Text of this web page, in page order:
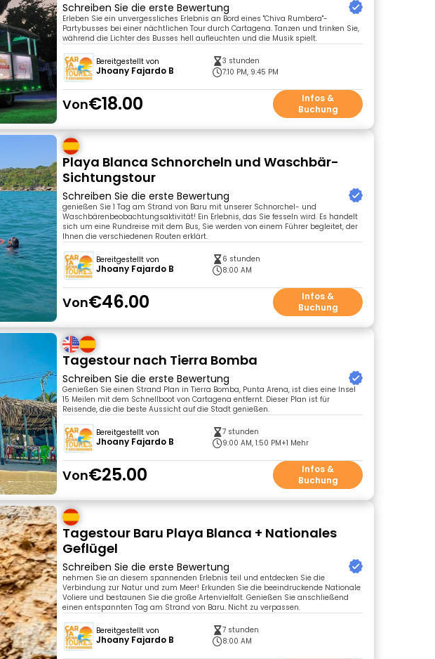
Schreiben Sie die erste Bewertung
Erleben Sie ein unvergessliches Erlebnis an Bord eines "Chiva Rumbera"-
Partybusses bei einer nächtlichen Tour durch Cartagena. Tanzen und trinken Sie,
während die Lichter des Busses hell aufleuchten und die Musik spielt.
Bereitgestellt von
Jhoany Fajardo B
3 stunden
7:10 PM, 9:45 PM
Von€18.00
Infos &
Buchung
Playa Blanca Schnorcheln und Waschbär-
Sichtungstour
Schreiben Sie die erste Bewertung
genießen Sie 1 Tag am Strand von Baru mit unserer Schnorchel- und
Waschbärenbeobachtungsaktivität! Ein Erlebnis, das Sie fesseln wird. Es handelt
sich um eine Rundreise mit dem Bus, Sie werden von einem Führer begleitet, der
Ihnen die verschiedenen Routen erklärt.
Bereitgestellt von
Jhoany Fajardo B
6 stunden
8:00 AM
Von€46.00
Infos &
Buchung
Tagestour nach Tierra Bomba
Schreiben Sie die erste Bewertung
Genießen Sie einen Strand Plan in Tierra Bomba, Punta Arena, ist dies eine Insel
15 Meilen mit dem Schnellboot von Cartagena entfernt. Dieser Plan ist für
Reisende, die die beste Aussicht auf die Stadt genießen.
Bereitgestellt von
Jhoany Fajardo B
7 stunden
9:00 AM, 1:50 PM+1 Mehr
Von€25.00
Infos &
Buchung
Tagestour Baru Playa Blanca + Nationales
Geflügel
Schreiben Sie die erste Bewertung
nehmen Sie an diesem spannenden Erlebnis teil und entdecken Sie die
Verbindung zur Natur und zum Meer! Erkunden Sie die beeindruckende Nationale
Voliere und bestaunen Sie die große Artenvielfalt. Genießen Sie anschließend
einen entspannten Tag am Strand von Baru. Nicht zu verpassen.
Bereitgestellt von
Jhoany Fajardo B
7 stunden
8:00 AM